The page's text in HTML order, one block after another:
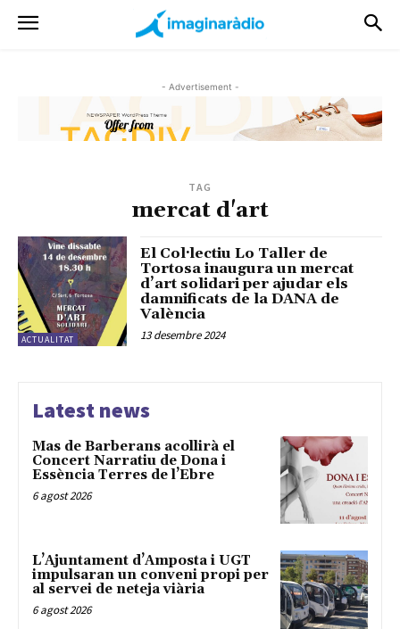
- Advertisement -
TAG
mercat d'art
ACTUALITAT
El Col·lectiu Lo Taller de
Tortosa inaugura un mercat
d’art solidari per ajudar els
damnificats de la DANA de
València
13 desembre 2024
Latest news
Mas de Barberans acollirà el
Concert Narratiu de Dona i
Essència Terres de l’Ebre
6 agost 2026
L’Ajuntament d’Amposta i UGT
impulsaran un conveni propi per
al servei de neteja viària
6 agost 2026